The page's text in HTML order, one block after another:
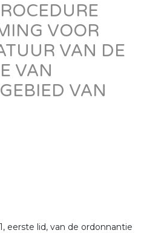
VOOR
VAN DE
VAN
VAN
eerste lid, van de ordonnantie